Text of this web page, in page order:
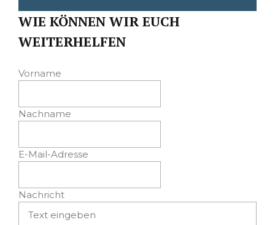
WIE KÖNNEN WIR EUCH
WEITERHELFEN
Vorname
Nachname
E-Mail-Adresse
Nachricht